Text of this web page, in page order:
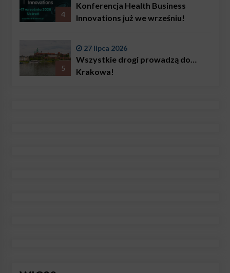
4
Konferencja Health Business
Innovations już we wrześniu!
5
27 lipca 2026
Wszystkie drogi prowadzą do…
Krakowa!